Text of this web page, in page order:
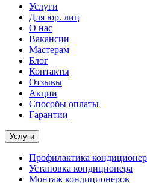
Услуги
Для юр. лиц
О нас
Вакансии
Мастерам
Блог
Контакты
Отзывы
Акции
Способы оплаты
Гарантии
Услуги
Профилактика
Установка кондиционера
Монтаж кондиционеров